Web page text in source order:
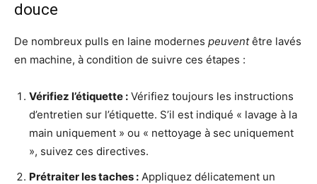
douce
De nombreux pulls en laine modernes peuventêtre lavés
en machine, à condition de suivre ces étapes :
Vérifiez l’étiquette : Vérifiez toujours les instructions
d’entretien sur l’étiquette. S’il est indiqué « lavage à la
main uniquement » ou « nettoyage à sec uniquement
», suivez ces directives.
Prétraiter les taches : Appliquez délicatement un